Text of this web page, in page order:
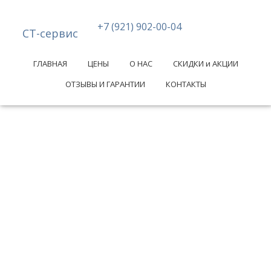
СТ-сервис +7 (921) 902-00-04
ГЛАВНАЯ ЦЕНЫ О НАС
СКИДКИ и АКЦИИ
ОТЗЫВЫ И ГАРАНТИИ
КОНТАКТЫ